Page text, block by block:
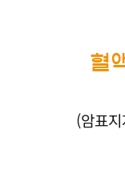
혈
(암표